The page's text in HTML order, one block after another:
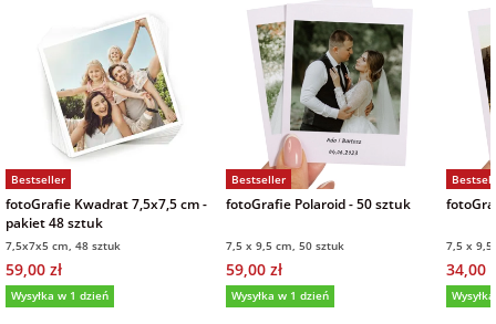
Bestseller
fotoGrafie Kwadrat 7,5x7,5 cm -
pakiet 48 sztuk
7,5x7x5 cm, 48 sztuk
59,00 zł
Wysyłka w 1 dzień
Bestseller
fotoGrafie Polaroid - 50 sztuk
7,5 x 9,5 cm, 50 sztuk
59,00 zł
Wysyłka w 1 dzień
7,5 x
34,00